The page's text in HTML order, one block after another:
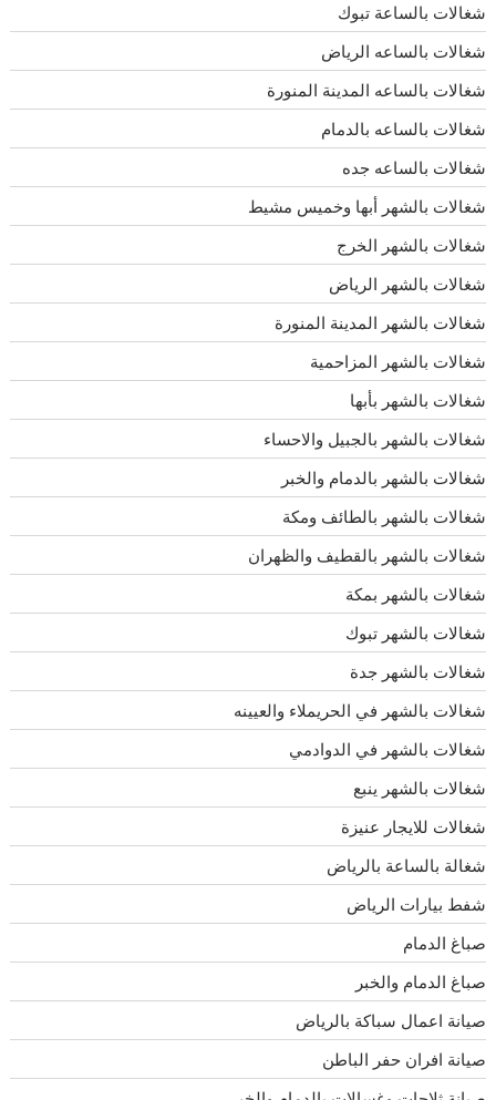
شغالات بالساعة تبوك
شغالات بالساعه الرياض
شغالات بالساعه المدينة المنورة
شغالات بالساعه بالدمام
شغالات بالساعه جده
شغالات بالشهر أبها وخميس مشيط
شغالات بالشهر الخرج
شغالات بالشهر الرياض
شغالات بالشهر المدينة المنورة
شغالات بالشهر المزاحمية
شغالات بالشهر بأبها
شغالات بالشهر بالجبيل والاحساء
شغالات بالشهر بالدمام والخبر
شغالات بالشهر بالطائف ومكة
شغالات بالشهر بالقطيف والظهران
شغالات بالشهر بمكة
شغالات بالشهر تبوك
شغالات بالشهر جدة
شغالات بالشهر في الحريملاء والعيينه
شغالات بالشهر في الدوادمي
شغالات بالشهر ينبع
شغالات للايجار عنيزة
شغالة بالساعة بالرياض
شفط بيارات الرياض
صباغ الدمام
صباغ الدمام والخبر
صيانة اعمال سباكة بالرياض
صيانة افران حفر الباطن